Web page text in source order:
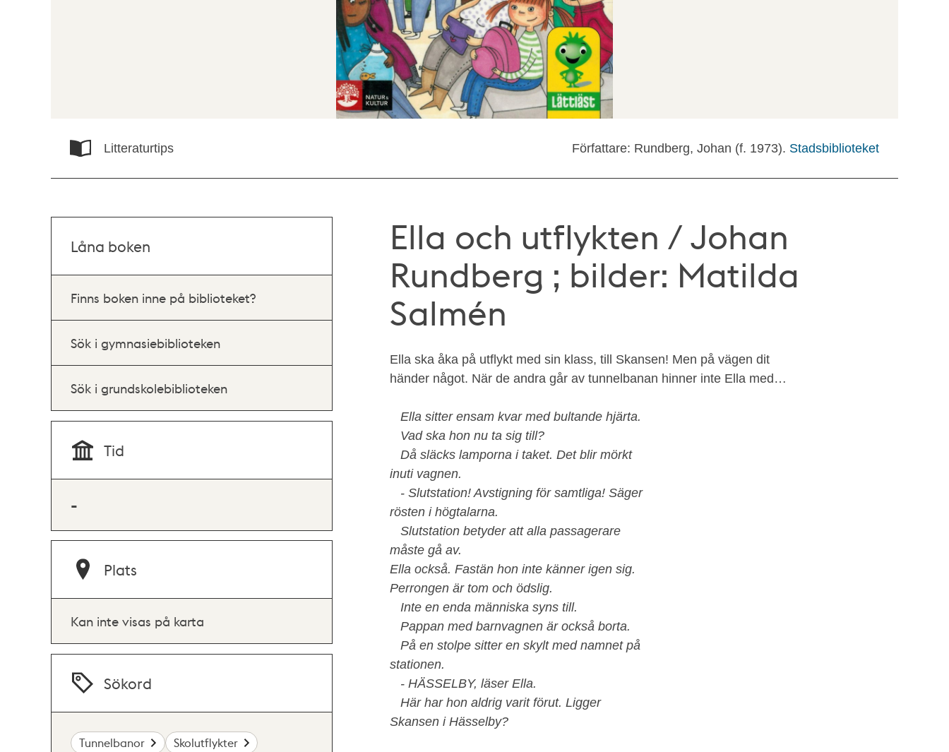
Litteraturtips Författare: Rundberg, Johan (f. 1973). Stadsbiblioteket
Ella och utflykten / Johan
Rundberg ; bilder: Matilda
Salmén
Ella ska åka på utflykt med sin klass, till Skansen! Men på vägen dit
händer något. När de andra går av tunnelbanan hinner inte Ella med…
Ella sitter ensam kvar med bultande hjärta.
Vad ska hon nu ta sig till?
Då släcks lamporna i taket. Det blir mörkt
inuti vagnen.
- Slutstation! Avstigning för samtliga! Säger
rösten i högtalarna.
Slutstation betyder att alla passagerare
måste gå av.
Ella också. Fastän hon inte känner igen sig.
Perrongen är tom och ödslig.
Inte en enda människa syns till.
Pappan med barnvagnen är också borta.
På en stolpe sitter en skylt med namnet på
stationen.
- HÄSSELBY, läser Ella.
Här har hon aldrig varit förut. Ligger
Skansen i Hässelby?
Låna boken
Finns boken inne på biblioteket?
Sök i gymnasiebiblioteken
Sök i grundskolebiblioteken
Tid
-
Plats
Kan inte visas på karta
Sökord
Tunnelbanor
Skolutflykter